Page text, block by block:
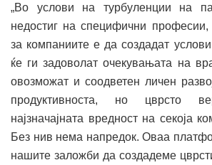
„Во услови на турбуленции на
недостиг на специфични професии,
за компаниите е да создадат
ќе ги задоволат очекувањата на
овозможат и соодветен личен
продуктивноста, но цврсто
најзначајната вредност на секоја
Без нив нема напредок. Оваа
нашите заложби да создадеме